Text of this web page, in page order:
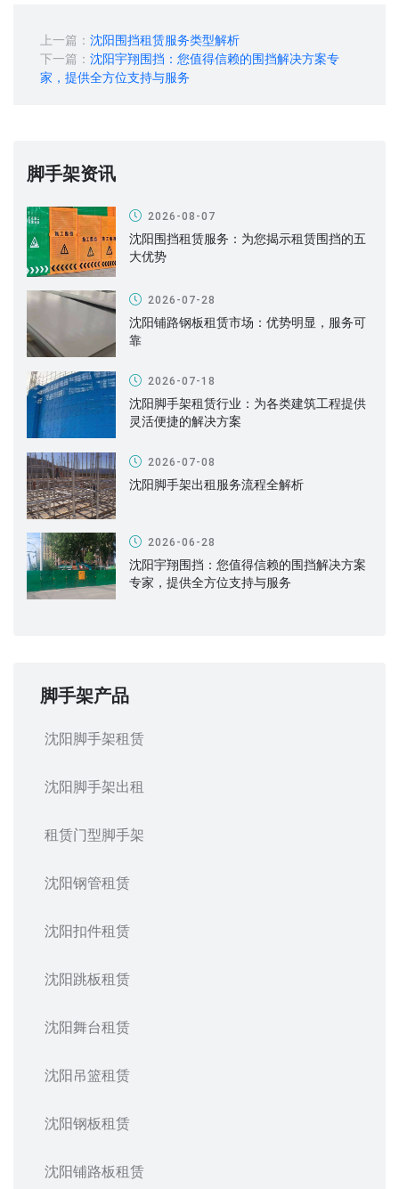
上一篇： 沈阳围挡租赁服务类型解析
下一篇： 沈阳宇翔围挡：您值得信赖的围挡解决方案专
家，提供全方位支持与服务
脚手架资讯
2026-08-07
沈阳围挡租赁服务：为您揭示租赁围挡的五
大优势
2026-07-28
沈阳铺路钢板租赁市场：优势明显，服务可
靠
2026-07-18
沈阳脚手架租赁行业：为各类建筑工程提供
灵活便捷的解决方案
2026-07-08
沈阳脚手架出租服务流程全解析
2026-06-28
沈阳宇翔围挡：您值得信赖的围挡解决方案
专家，提供全方位支持与服务
脚手架产品
沈阳脚手架租赁
沈阳脚手架出租
租赁门型脚手架
沈阳钢管租赁
沈阳扣件租赁
沈阳跳板租赁
沈阳舞台租赁
沈阳吊篮租赁
沈阳钢板租赁
沈阳铺路板租赁